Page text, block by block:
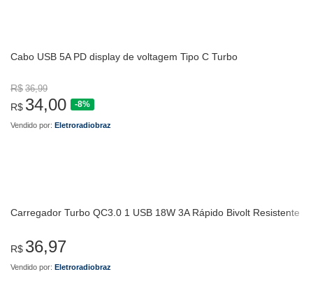
Cabo USB 5A PD display de voltagem Tipo C Turbo
R$ 36,99
R$ 34,00 -8%
Vendido por: Eletroradiobraz
Carregador Turbo QC3.0 1 USB 18W 3A Rápido Bivolt Resistente
R$ 36,97
Vendido por: Eletroradiobraz